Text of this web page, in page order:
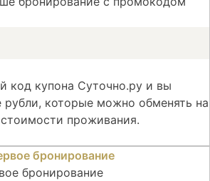
код купона Суточно.ру и вы
рубли, которые можно обменять на
проживания.
бронирование